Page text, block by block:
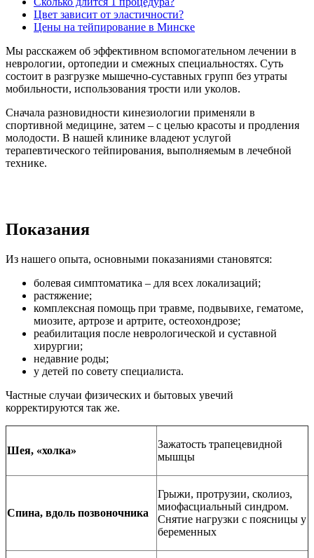
Цвет зависит от эластичности?
Цены на тейпирование в Минске
Мы расскажем об эффективном вспомогательном лечении в
неврологии, ортопедии и смежных специальностях. Суть
состоит в разгрузке мышечно-суставных групп без утраты
мобильности, использования трости или уколов.
Сначала разновидности кинезиологии применяли в
спортивной медицине, затем – с целью красоты и продления
молодости. В нашей клинике владеют услугой
терапевтического тейпирования, выполняемым в лечебной
технике.
Показания
Из нашего опыта, основными показаниями становятся:
болевая симптоматика – для всех локализаций;
растяжение;
комплексная помощь при травме, подвывихе, гематоме,
миозите, артрозе и артрите, остеохондрозе;
реабилитация после неврологической и суставной
хирургии;
недавние роды;
у детей по совету специалиста.
Частные случаи физических и бытовых увечий
корректируются так же.
Шея, «холка»
Зажатость трапецевидной
мышцы
Спина, вдоль позвоночника
Грыжи, протрузии, сколиоз,
миофасциальный синдром.
Снятие нагрузки с поясницы у
беременных